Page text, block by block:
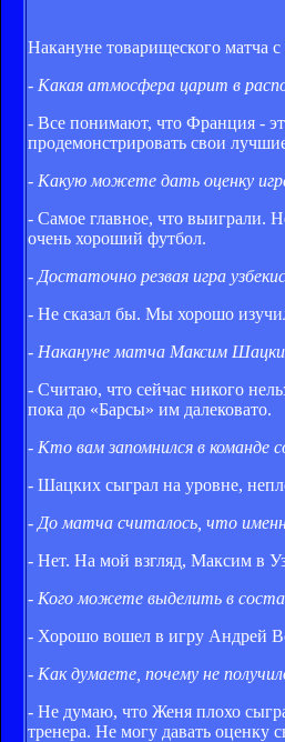
Накануне товарищеского матча
- Какая атмосфера царит в
- Все понимают, что Франция -
продемонстрировать свои
- Какую можете дать оценку
- Самое главное, что выиграли.
очень хороший футбол.
- Достаточно резвая игра
- Не сказал бы. Мы хорошо
- Накануне матча Максим
- Считаю, что сейчас никого
пока до «Барсы» им далековато.
- Кто вам запомнился в команде
- Шацких сыграл на уровне,
- До матча считалось, что
- Нет. На мой взгляд, Максим в
- Кого можете выделить в
- Хорошо вошел в игру Андрей
- Как думаете, почему не
- Не думаю, что Женя плохо
тренера. Не могу давать оценку